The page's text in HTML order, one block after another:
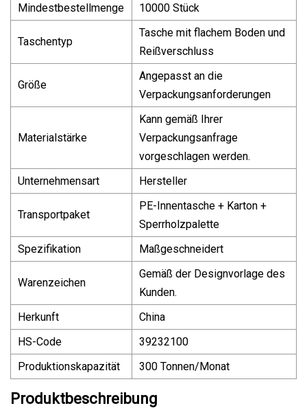
Mindestbestellmenge
10000 Stück
Taschentyp
Tasche mit flachem Boden und
Reißverschluss
Größe
Angepasst an die
Verpackungsanforderungen
Materialstärke
Kann gemäß Ihrer
Verpackungsanfrage
vorgeschlagen werden.
Unternehmensart
Hersteller
Transportpaket
PE-Innentasche + Karton +
Sperrholzpalette
Spezifikation
Maßgeschneidert
Warenzeichen
Gemäß der Designvorlage des
Kunden.
Herkunft
China
HS-Code
39232100
Produktionskapazität
300 Tonnen/Monat
Produktbeschreibung